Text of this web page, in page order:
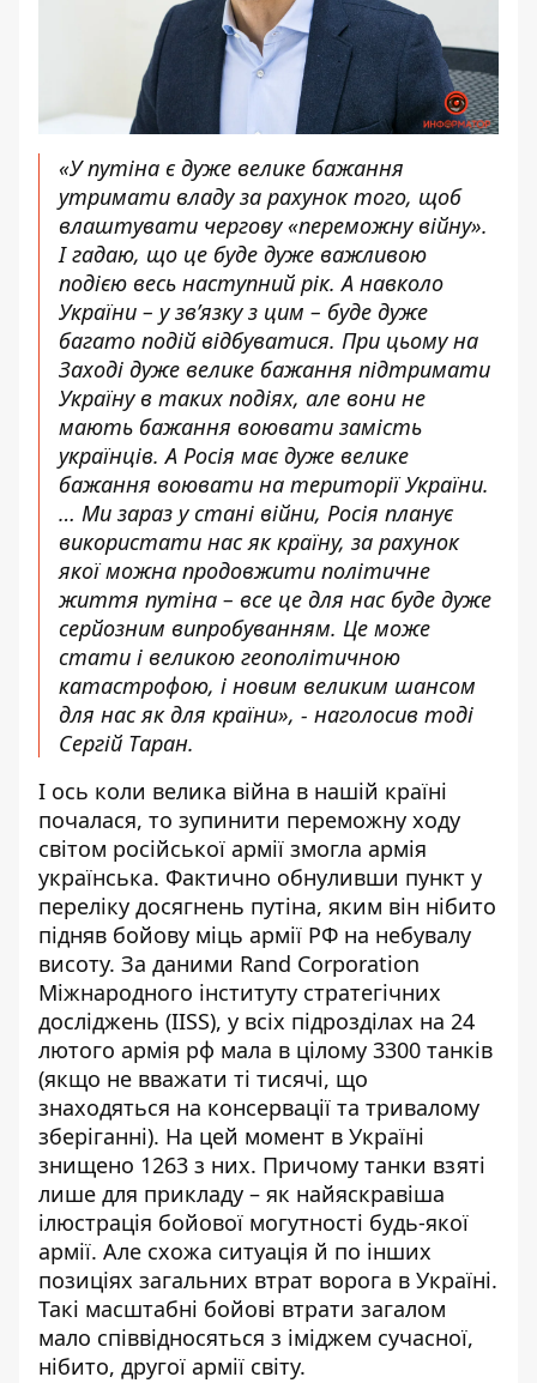
«У путіна є дуже велике бажання
утримати владу за рахунок того, щоб
влаштувати чергову «переможну війну».
І гадаю, що це буде дуже важливою
подією весь наступний рік. А навколо
України – у зв’язку з цим – буде дуже
багато подій відбуватися. При цьому на
Заході дуже велике бажання підтримати
Україну в таких подіях, але вони не
мають бажання воювати замість
українців. А Росія має дуже велике
бажання воювати на території України.
… Ми зараз устані війни, Росія планує
використати насяк країну, за рахунок
якої можна продовжити політичне
життя путіна – все це для нас буде дуже
серйозним випробуванням. Це може
стати і великою геополітичною
катастрофою, і новим великим шансом
для нас як для країни», - наголосив тоді
Сергій Таран.
І ось коли велика війна в нашій країні
почалася, то зупинити переможну ходу
світом російської армії змогла армія
українська. Фактично обнуливши пункт у
переліку досягнень путіна, яким він нібито
підняв бойову міць армії РФ на небувалу
висоту. За даними Rand Corporation
Міжнародного інституту стратегічних
досліджень (IISS), у всіх підрозділах на 24
лютого армія рф мала в цілому 3300 танків
(якщо не вважати ті тисячі, що
знаходяться на консервації та тривалому
зберіганні). На цей момент в Україні
знищено 1263 з них. Причому танки взяті
лише для прикладу – як найяскравіша
ілюстрація бойової могутності будь-якої
армії. Але схожа ситуація й по інших
позиціях загальних втрат ворога в Україні.
Такі масштабні бойові втрати загалом
мало співвідносяться з іміджем сучасної,
нібито, другої армії світу.